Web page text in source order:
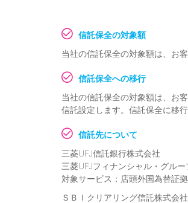
信託保全の対象額
当社の信託保全の対象額は、お
信託保全への移行
当社の信託保全の対象額は、お
信託設定します。信託保全に移
信託先について
三菱UFJ信託銀行株式会社
三菱UFJフィナンシャル・グル
対象サービス：店頭外国為替証
ＳＢＩクリアリング信託株式会社